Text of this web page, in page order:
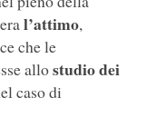
l’attimo,
che le
allostudio dei
caso di